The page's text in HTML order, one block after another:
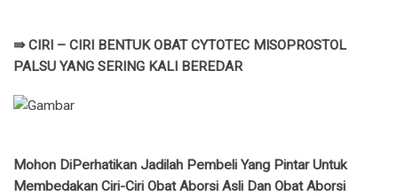
⇛ CIRI – CIRI BENTUK OBAT CYTOTEC MISOPROSTOL
PALSU YANG SERING KALI BEREDAR
Mohon DiPerhatikan Jadilah Pembeli Yang Pintar Untuk
Membedakan Ciri-Ciri Obat Aborsi Asli Dan Obat Aborsi